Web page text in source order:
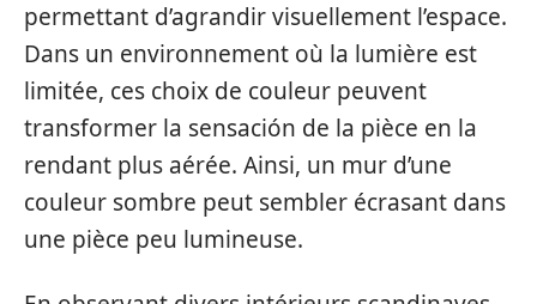
permettant d’agrandir visuellement l’espace.
Dans un environnement où la lumière est
limitée, ces choix de couleur peuvent
transformer la sensación de la pièce en la
rendant plus aérée. Ainsi, un mur d’une
couleur sombre peut sembler écrasant dans
une pièce peu lumineuse.